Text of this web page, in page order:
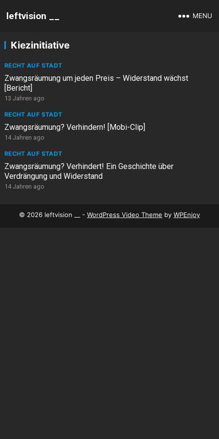
leftvision __ MENU
Kiezinitiative
RECHT AUF STADT
Zwangsräumung um jeden Preis – Widerstand wächst
[Bericht]
13 Jahren ago
RECHT AUF STADT
Zwangsräumung? Verhindern! [Mobi-Clip]
14 Jahren ago
RECHT AUF STADT
Zwangsräumung? Verhindert! Ein Geschichte über
Verdrängung und Widerstand
14 Jahren ago
© 2026 leftvision __ - WordPress Video Theme by WPEnjoy